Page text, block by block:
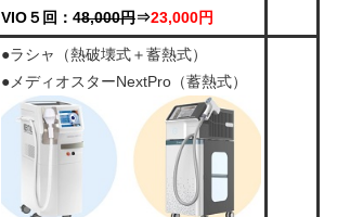
VIO５回：48,000円⇒23,000円
●ラシャ（熱破壊式＋蓄熱式）
●メディオスターNextPro（蓄熱式）